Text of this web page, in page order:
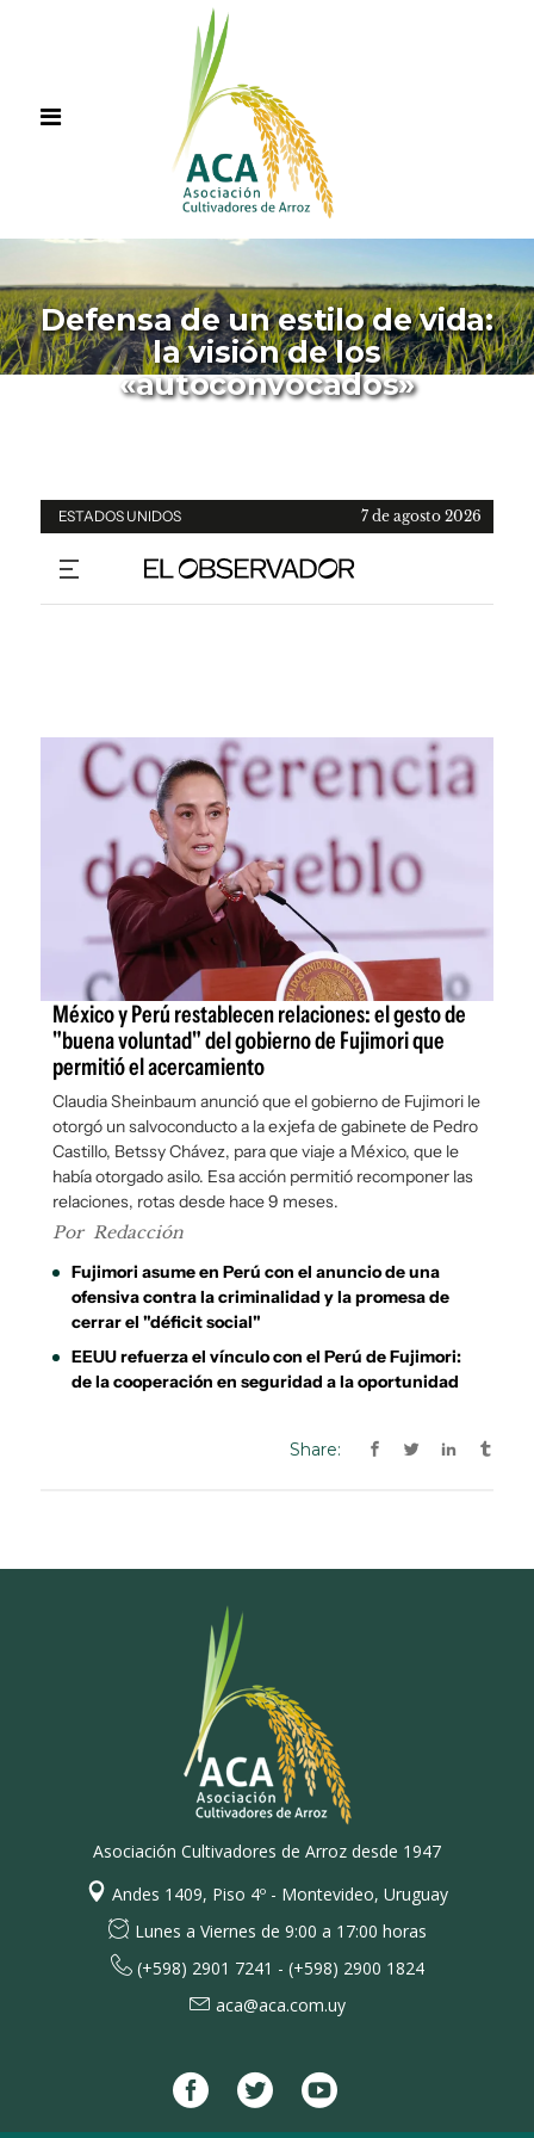
Defensa de un estilo de vida:
la visión de los
«autoconvocados»
Share:
Asociación Cultivadores de Arroz desde 1947
Andes 1409, Piso 4º - Montevideo, Uruguay
Lunes a Viernes de 9:00 a 17:00 horas
(+598) 2901 7241 - (+598) 2900 1824
aca@aca.com.uy